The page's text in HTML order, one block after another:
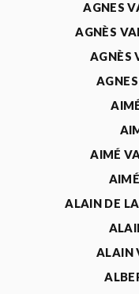
AGNES
AGNÈS
AGNÈS
AIMÉ
ALAIN DE
ALAIN